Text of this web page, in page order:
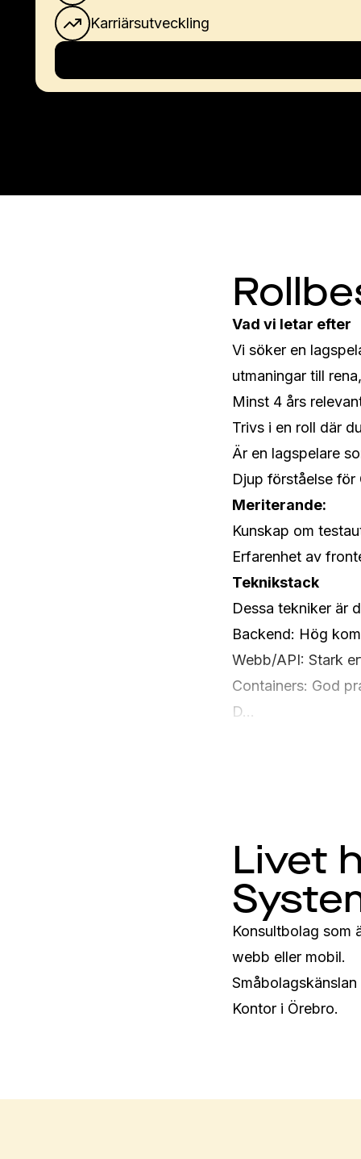
Karriärsutveckling
Vad vi letar efter
Vi söker en
utmaningar till
Minst 4 års
Trivs i en roll där
Är en lagspelare
Djup förståelse för
Meriterande:
Kunskap om
Erfarenhet av
Teknikstack
Dessa tekniker är
Backend: Hög
Webb/API: Stark
Containers: God
D...
Livet
Konsultbolag som
webb eller mobil.
Kontor i Örebro.